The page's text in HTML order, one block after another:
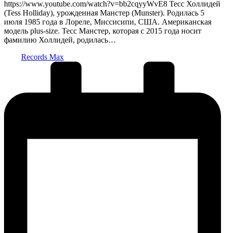
https://www.youtube.com/watch?v=bb2cqyyWvE8 Тесс Холлидей
(Tess Holliday), урожденная Манстер (Munster). Родилась 5
июля 1985 года в Лореле, Миссисипи, США. Американская
модель plus-size. Тесс Манстер, которая с 2015 года носит
фамилию Холлидей, родилась…
Records Max